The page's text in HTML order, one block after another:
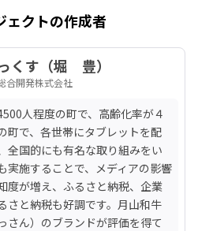
ェクトの作成者
くす（堀 豊）
合開発株式会社
人程度の町で、高齢化率が４
町で、各世帯にタブレットを配
全国的にも有名な取り組みをい
実施することで、メディアの影響
度が増え、ふるさと納税、企業
さと納税も好調です。月山和牛
っさん）のブランドが評価を得て